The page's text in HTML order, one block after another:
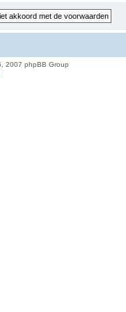
2007 phpBB Group